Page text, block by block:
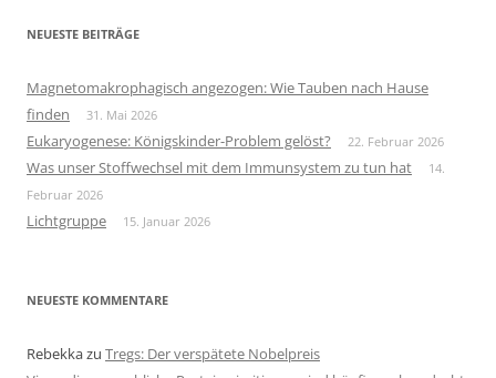
NEUESTE BEITRÄGE
Magnetomakrophagisch angezogen: Wie Tauben nach Hause
finden
31. Mai 2026
Eukaryogenese: Königskinder-Problem gelöst? 22. Februar 2026
Was unser Stoffwechsel mit dem Immunsystem zu tun hat
14.
Februar 2026
Lichtgruppe 15. Januar 2026
NEUESTE KOMMENTARE
Rebekkazu Tregs: Der verspätete Nobelpreis